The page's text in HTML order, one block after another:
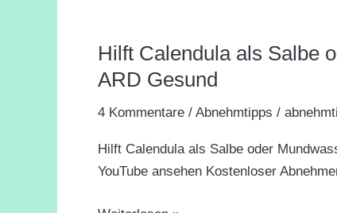
Hilft Calendula als Salbe
ARD Gesund
4 Kommentare / Abnehmtipps /
Hilft Calendula als Salbe oder
YouTube ansehen Kostenloser
Hilft
Calendula
Salbe
Entzündungen?